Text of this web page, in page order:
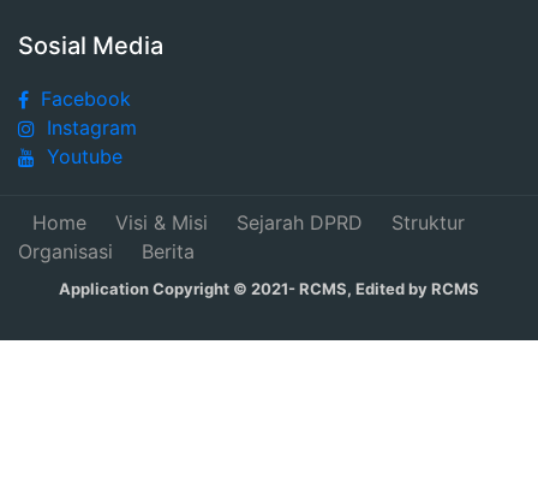
Sosial Media
Facebook
Instagram
Youtube
Home Visi & Misi Sejarah DPRD
Struktur
Organisasi
Berita
Application Copyright © 2021- RCMS, Edited by RCMS